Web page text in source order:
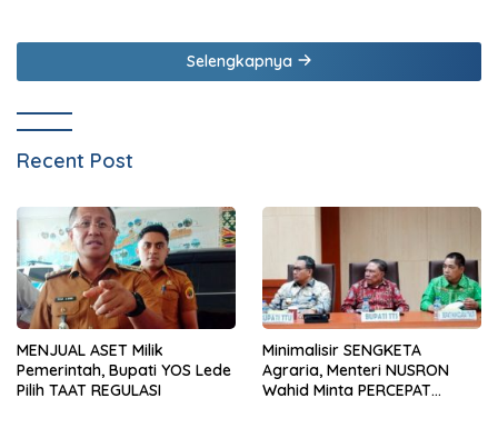
Selengkapnya
Recent Post
MENJUAL ASET Milik
Pemerintah, Bupati YOS Lede
Pilih TAAT REGULASI
Minimalisir SENGKETA
Agraria, Menteri NUSRON
Wahid Minta PERCEPAT